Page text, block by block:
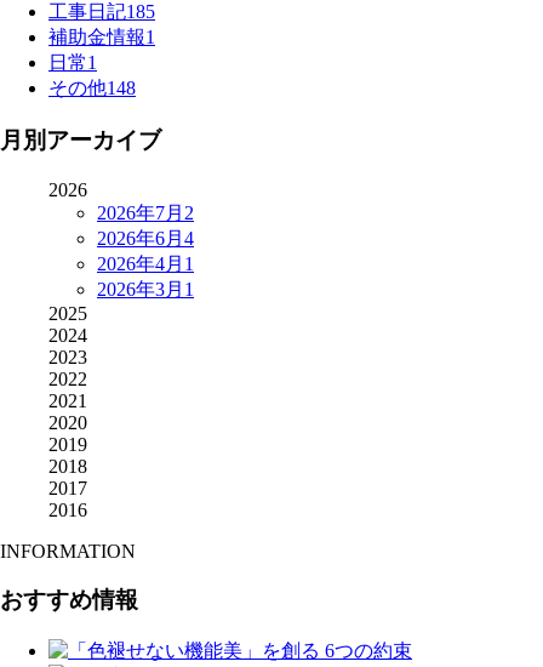
工事日記185
補助金情報1
日常1
その他148
月別アーカイブ
2026
2026年7月 2
2026年6月 4
2026年4月 1
2026年3月 1
2025
2024
2023
2022
2021
2020
2019
2018
2017
2016
INFORMATION
おすすめ情報